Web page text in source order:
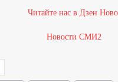
Новости СМИ2